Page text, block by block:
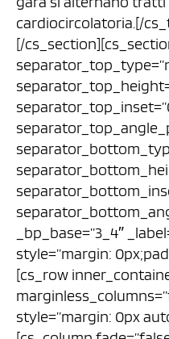
cardiocircolatoria.[/
[/
_bp_base=”3_4″
style=”margin:
[cs_row
style=”margin: 0px